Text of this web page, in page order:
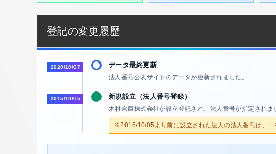
登記の変更履歴
2020/10/07 データ最終更新
法人番号公表サイトのデータが更新されました。
2015/10/05 新規設立（法人番号登録）
木村倉庫株式会社が設立登記され、法人番号が指定されま
※2015/10/05より前に設立された法人の法人番号は、一